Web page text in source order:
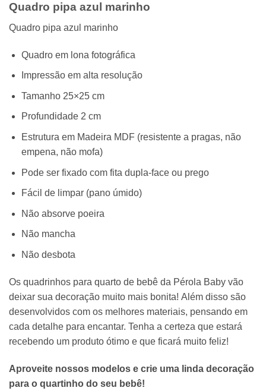
Quadro pipa azul marinho
Quadro pipa azul marinho
Quadro em lona fotográfica
Impressão em alta resolução
Tamanho 25×25 cm
Profundidade 2 cm
Estrutura em Madeira MDF (resistente a pragas, não
empena, não mofa)
Pode ser fixado com fita dupla-face ou prego
Fácil de limpar (pano úmido)
Não absorve poeira
Não mancha
Não desbota
Os quadrinhos para quarto de bebê da Pérola Baby vão
deixar sua decoração muito mais bonita! Além disso são
desenvolvidos com os melhores materiais, pensando em
cada detalhe para encantar. Tenha a certeza que estará
recebendo um produto ótimo e que ficará muito feliz!
Aproveite nossos modelos e crie uma linda decoração
para o quartinho do seu bebê!